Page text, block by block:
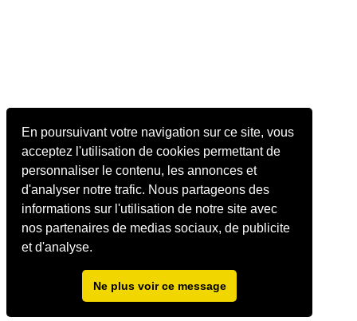
En poursuivant votre navigation sur ce site, vous
acceptez l'utilisation de cookies permettant de
personnaliser le contenu, les annonces et
d'analyser notre trafic. Nous partageons des
informations sur l'utilisation de notre site avec
nos partenaires de medias sociaux, de publicite
et d'analyse.
Ne plus voir ce message